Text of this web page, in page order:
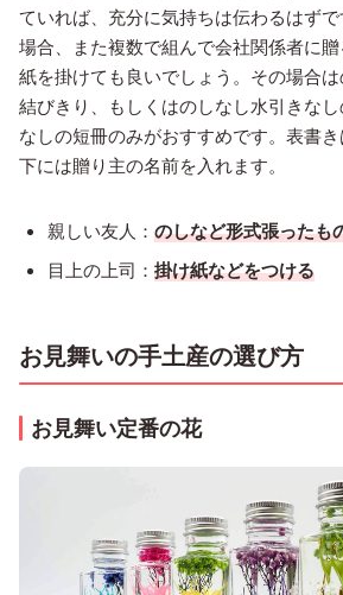
ていれば、充分に気持ちは伝わるはず
場合、また複数で組んで会社関係者に
紙を掛けても良いでしょう。その場合
結びきり、もしくはのしなし水引きな
なしの短冊のみがおすすめです。表書き
下には贈り主の名前を入れます。
親しい友人： のしなど形式張ったも
目上の上司： 掛け紙などをつける
お見舞いの手土産の選び方
お見舞い定番の花